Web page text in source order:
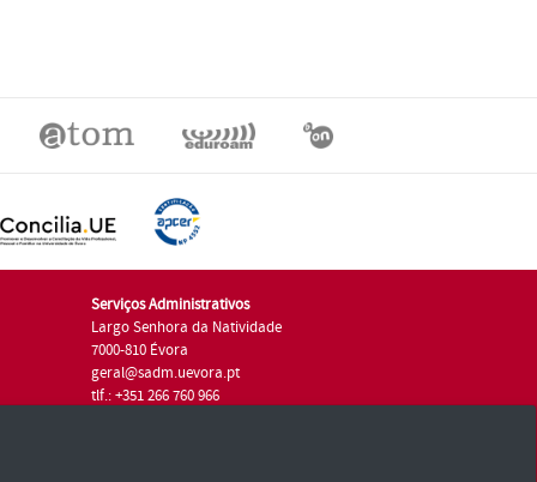
Serviços Administrativos
Largo Senhora da Natividade
7000-810 Évora
geral@sadm.uevora.pt
tlf.: +351 266 760 966